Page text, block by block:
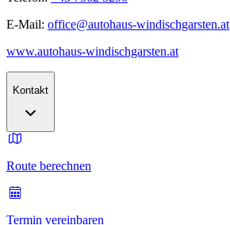
E-Mail: office@autohaus-windischgarsten.at
www.autohaus-windischgarsten.at
Kontakt
Route berechnen
Termin vereinbaren